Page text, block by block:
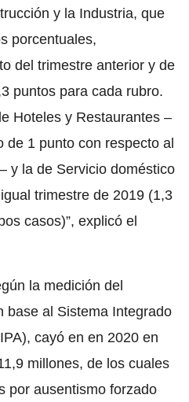
y la Industria, que
porcentuales,
del trimestre anterior y de
puntos para cada rubro.
Hoteles y Restaurantes –
de 1 punto con respecto al
y la de Servicio doméstico
trimestre de 2019 (1,3
casos)”, explicó el
la medición del
base al Sistema Integrado
cayó en en 2020 en
millones, de los cuales
por ausentismo forzado